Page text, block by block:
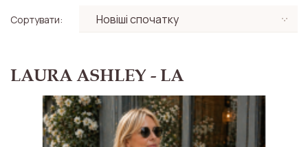
Сортувати:
LAURA ASHLEY - LA